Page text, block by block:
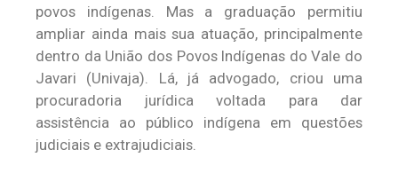
povos indígenas. Mas a graduação permitiu
ampliar ainda mais sua atuação, principalmente
dentro da União dos Povos Indígenas do Vale do
Javari (Univaja). Lá, já advogado, criou uma
procuradoria jurídica voltada para dar
assistência ao público indígena em questões
judiciais e extrajudiciais.